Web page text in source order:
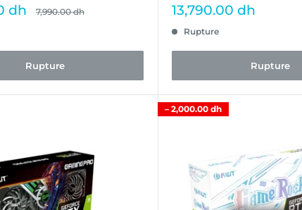
dh
Prix
normal
7,990.00 dh
Rupture
Prix
13,790.00 dh
Rupture
Rupture
– 2,000.00 dh